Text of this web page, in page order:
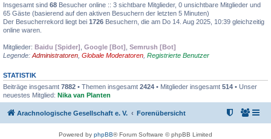
Insgesamt sind 68 Besucher online :: 3 sichtbare Mitglieder, 0 unsichtbare Mitglieder und
65 Gäste (basierend auf den aktiven Besuchern der letzten 5 Minuten)
Der Besucherrekord liegt bei 1726 Besuchern, die am Do 14. Aug 2025, 10:39 gleichzeitig
online waren.
Mitglieder: Baidu [Spider] Google [Bot] Semrush [Bot]
Legende: Administratoren Globale Moderatoren Registrierte Benutzer
STATISTIK
Beiträge insgesamt 7882 • Themen insgesamt 2424 • Mitglieder insgesamt 514 • Unser
neuestes Mitglied: Nika van Planten
Arachnologische Gesellschaft e. V. Forenübersicht
Powered by phpBB® Forum Software © phpBB Limited